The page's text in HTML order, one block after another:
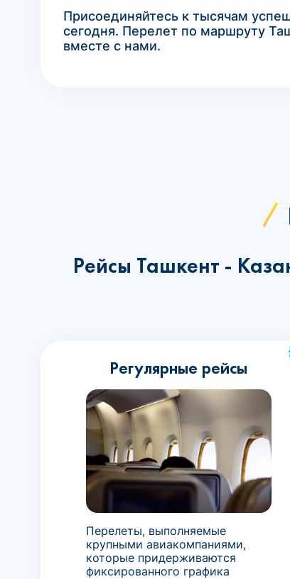
Присоединяйтесь к тысячам
сегодня. Перелет по маршруту
вместе с нами.
Рейсы Ташкент -
Регулярные рейсы
Перелеты, выполняемые
крупными авиакомпаниями,
которые придерживаются
фиксированного графика